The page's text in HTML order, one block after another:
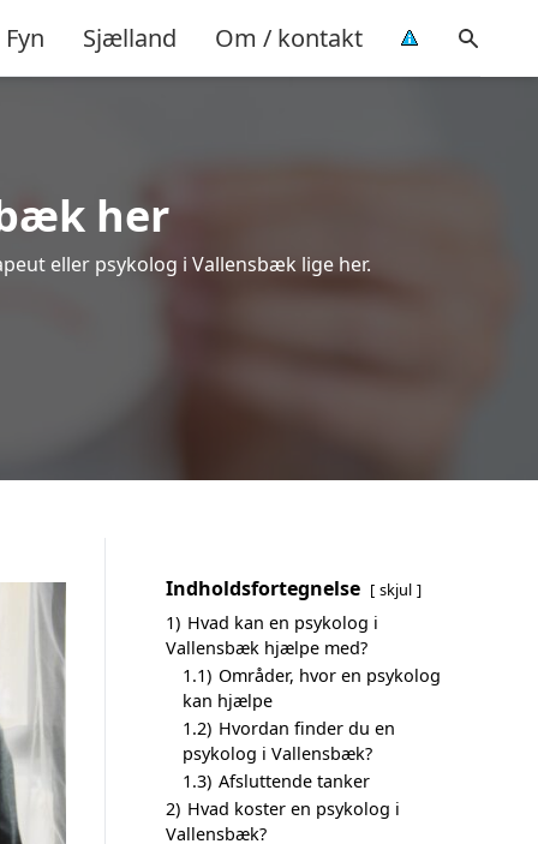
Fyn Sjælland Om / kontakt
her
eller psykolog i Vallensbæk lige her.
Indholdsfortegnelse skjul
1) Hvad kan en psykolog i
Vallensbæk hjælpe med?
1.1) Områder, hvor en psykolog
kan hjælpe
1.2) Hvordan finder du en
psykolog i Vallensbæk?
1.3) Afsluttende tanker
2) Hvad koster en psykolog i
Vallensbæk?